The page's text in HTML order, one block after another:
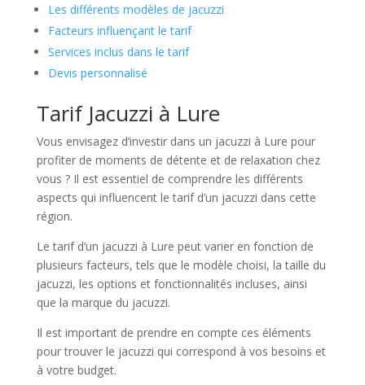
Les différents modèles de jacuzzi
Facteurs influençant le tarif
Services inclus dans le tarif
Devis personnalisé
Tarif Jacuzzi à Lure
Vous envisagez d’investir dans un jacuzzi à Lure pour
profiter de moments de détente et de relaxation chez
vous ? Il est essentiel de comprendre les différents
aspects qui influencent le tarif d’un jacuzzi dans cette
région.
Le tarif d’un jacuzzi à Lure peut varier en fonction de
plusieurs facteurs, tels que le modèle choisi, la taille du
jacuzzi, les options et fonctionnalités incluses, ainsi
que la marque du jacuzzi.
Il est important de prendre en compte ces éléments
pour trouver le jacuzzi qui correspond à vos besoins et
à votre budget.